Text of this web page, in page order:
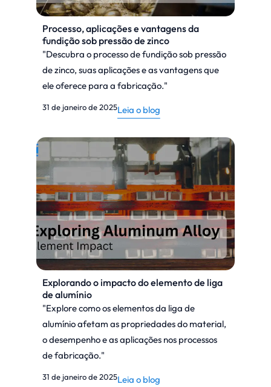
Processo, aplicações e vantagens da
fundição sob pressão de zinco
"Descubra o processo de fundição sob pressão
de zinco, suas aplicações e as vantagens que
ele oferece para a fabricação."
31 de janeiro de 2025Leia o blog
Explorando o impacto do elemento de liga
de alumínio
"Explore como os elementos da liga de
alumínio afetam as propriedades do material,
o desempenho e as aplicações nos processos
de fabricação."
31 de janeiro de 2025Leia o blog